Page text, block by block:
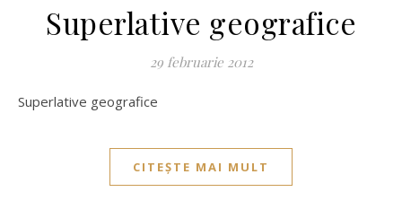
Superlative geografice
29 februarie 2012
Superlative geografice
CITEȘTE MAI MULT